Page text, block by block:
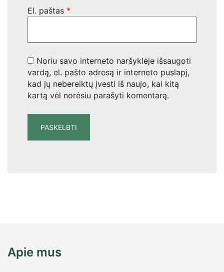
El. paštas *
Noriu savo interneto naršyklėje išsaugoti
vardą, el. pašto adresą ir interneto puslapį,
kad jų nebereiktų įvesti iš naujo, kai kitą
kartą vėl norėsiu parašyti komentarą.
Apie mus